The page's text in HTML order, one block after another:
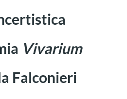
Vivarium
Falconieri